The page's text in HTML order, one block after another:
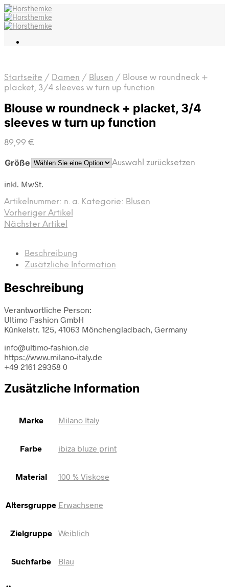
Startseite / Damen / Blusen / Blouse w roundneck +
placket, 3/4 sleeves w turn up function
Blouse w roundneck + placket, 3/4
sleeves w turn up function
89,99 €
Größe Auswahl zurücksetzen
inkl. MwSt.
Artikelnummer: n. a. Kategorie: Blusen
Vorheriger Artikel
Nächster Artikel
Beschreibung
Zusätzliche Information
Beschreibung
Verantwortliche Person:
Ultimo Fashion GmbH
Künkelstr. 125, 41063 Mönchengladbach, Germany
info@ultimo-fashion.de
https://www.milano-italy.de
+49 2161 29358 0
Zusätzliche Information
Marke Milano Italy
Farbe ibiza bluze print
Material 100 % Viskose
Altersgruppe Erwachsene
Zielgruppe Weiblich
Suchfarbe Blau